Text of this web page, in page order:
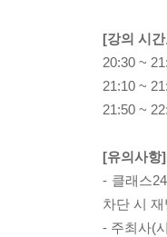
[강의 시
20:30 ~
21:10 ~
21:50 ~
[유의사항]
- 클래스
차단 시
- 주최사(